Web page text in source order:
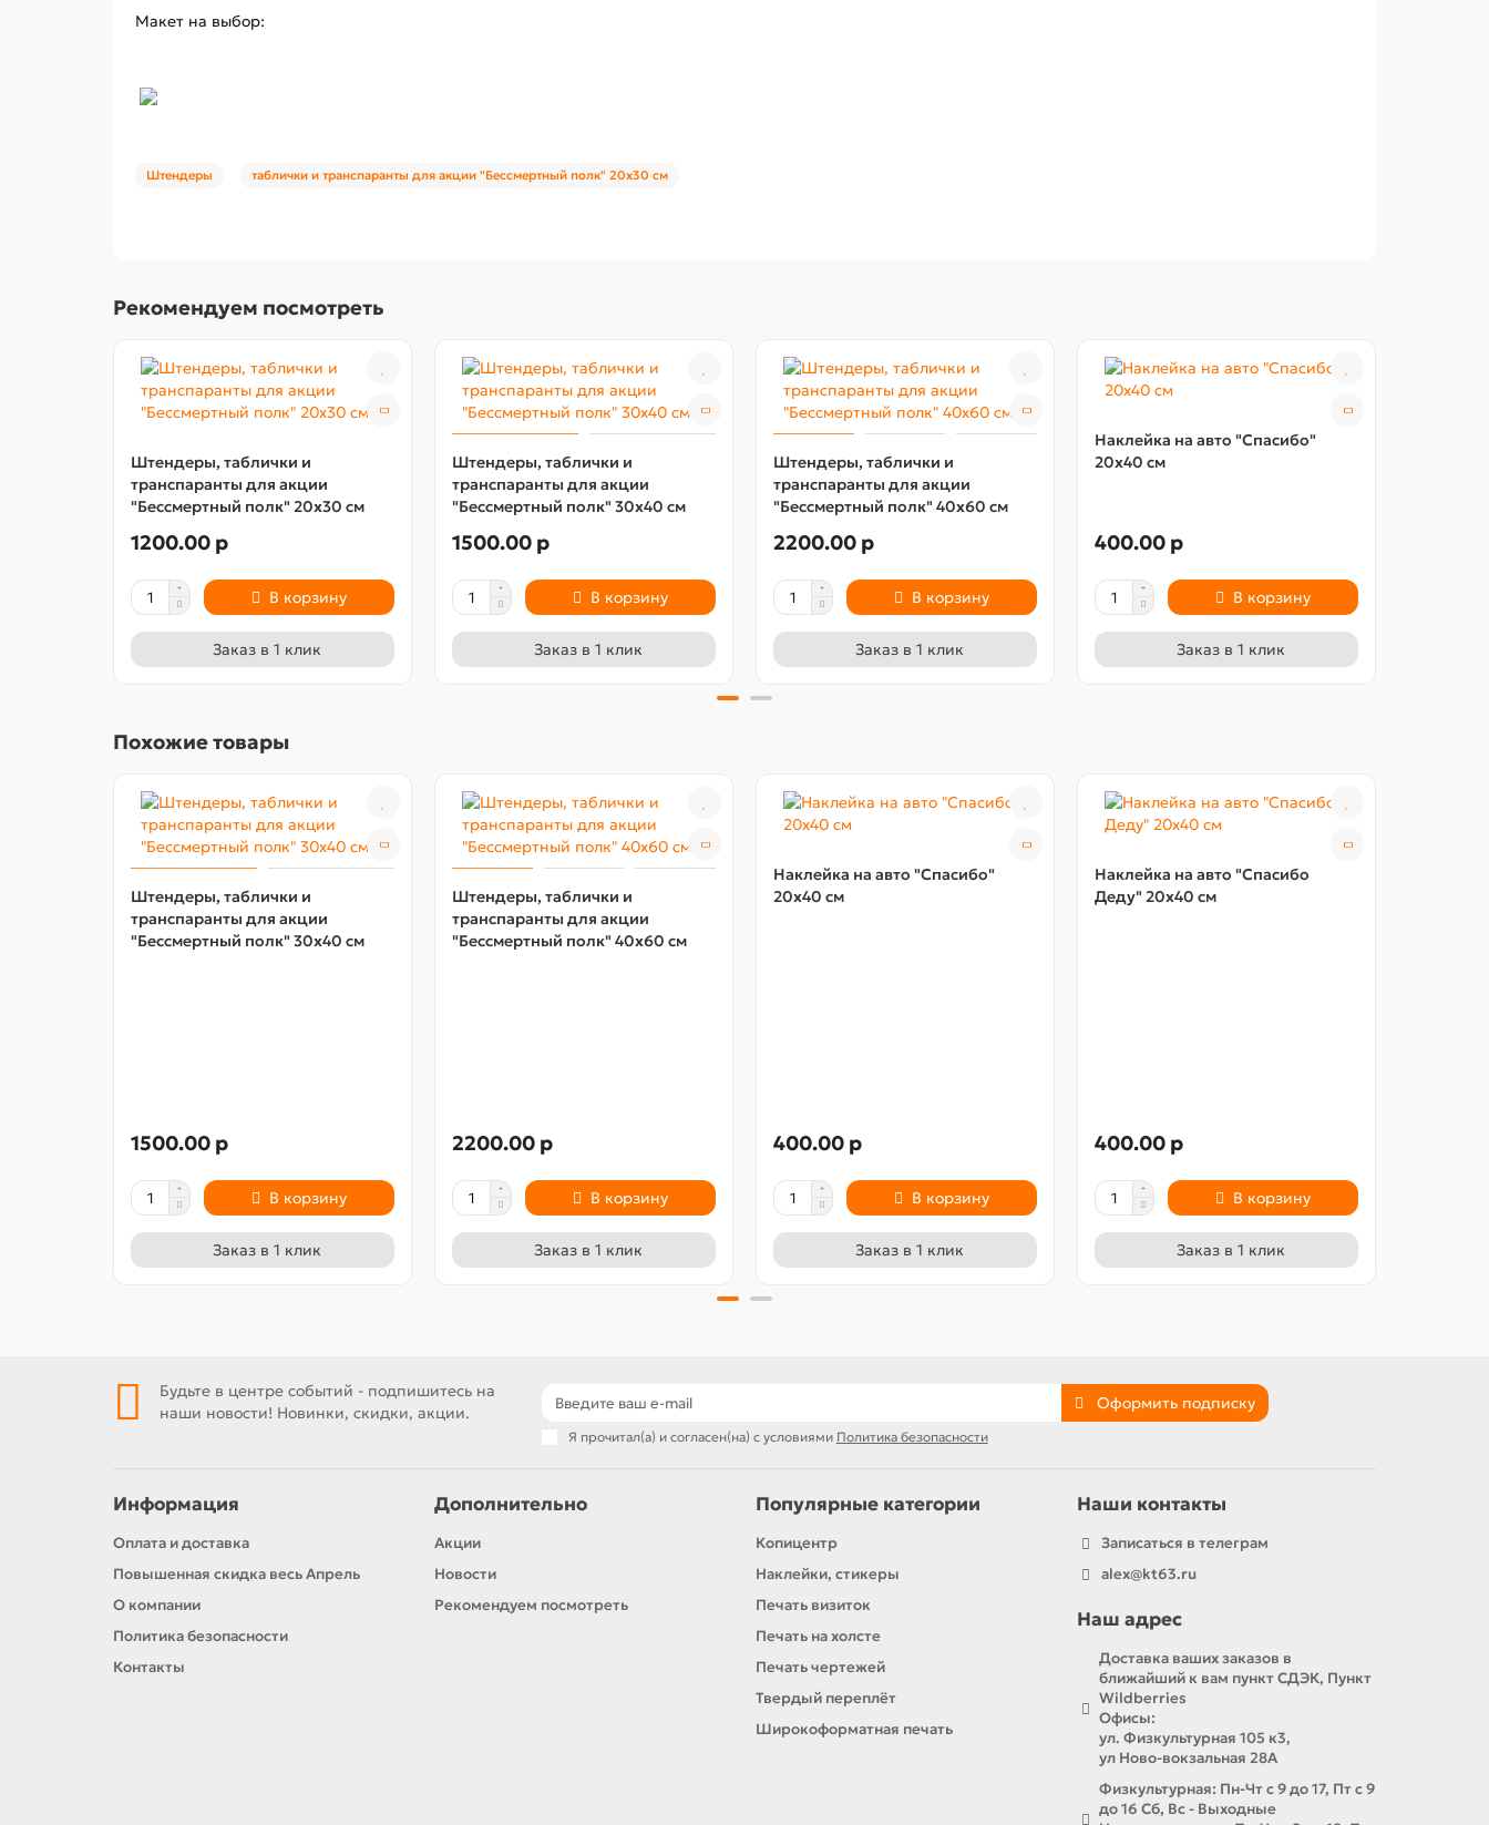
Макет на выбор:
Штендеры таблички и транспаранты для акции "Бессмертный полк" 20х30 см
Рекомендуем посмотреть
Штендеры, таблички и
транспаранты для акции
"Бессмертный полк" 20х30 см
1200.00 р
В корзину
Заказ в 1 клик
Штендеры, таблички и
транспаранты для акции
"Бессмертный полк" 30х40 см
1500.00 р
В корзину
Заказ в 1 клик
Штендеры, таблички и
транспаранты для акции
"Бессмертный полк" 40х60 см
2200.00 р
В корзину
Заказ в 1 клик
Наклейка на авто "Спасибо"
20х40 см
400.00 р
В корзину
Заказ в 1 клик
Похожие товары
Штендеры, таблички и
транспаранты для акции
"Бессмертный полк" 30х40 см
1500.00 р
В корзину
Заказ в 1 клик
Штендеры, таблички и
транспаранты для акции
"Бессмертный полк" 40х60 см
2200.00 р
В корзину
Заказ в 1 клик
Наклейка на авто "Спасибо"
20х40 см
400.00 р
В корзину
Заказ в 1 клик
Наклейка на авто "Спасибо
Деду" 20х40 см
400.00 р
В корзину
Заказ в 1 клик
Будьте в центре событий - подпишитесь на
наши новости! Новинки, скидки, акции.
Оформить подписку
Я прочитал(а) и согласен(на) с условиями Политика безопасности
Информация
Оплата и доставка
Повышенная скидка весь Апрель
О компании
Политика безопасности
Контакты
Дополнительно
Акции
Новости
Рекомендуем посмотреть
Популярные категории
Копицентр
Наклейки, стикеры
Печать визиток
Печать на холсте
Печать чертежей
Твердый переплёт
Широкоформатная печать
Наши контакты
Записаться в телеграм
alex@kt63.ru
Наш адрес
Доставка ваших заказов в
ближайший к вам пункт СДЭК, Пункт
Wildberries
Офисы:
ул. Физкультурная 105 к3,
ул Ново-вокзальная 28А
Физкультурная: Пн-Чт с 9 до 17, Пт с 9
до 16 Сб, Вс - Выходные